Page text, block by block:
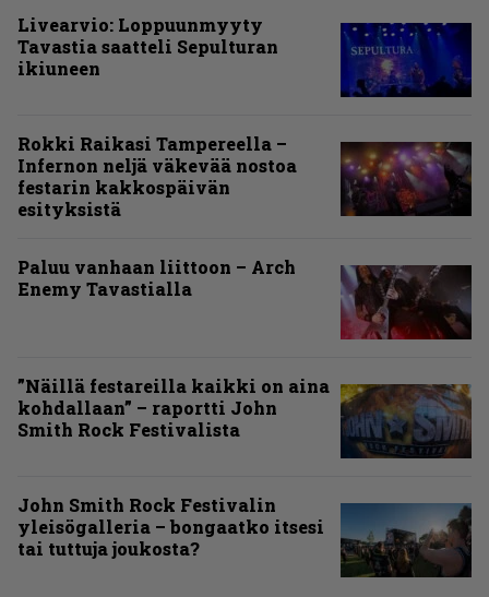
Livearvio: Loppuunmyyty
Tavastia saatteli Sepulturan
ikiuneen
Rokki Raikasi Tampereella –
Infernon neljä väkevää nostoa
festarin kakkospäivän
esityksistä
Paluu vanhaan liittoon – Arch
Enemy Tavastialla
”Näillä festareilla kaikki on aina
kohdallaan” – raportti John
Smith Rock Festivalista
John Smith Rock Festivalin
yleisögalleria – bongaatko itsesi
tai tuttuja joukosta?